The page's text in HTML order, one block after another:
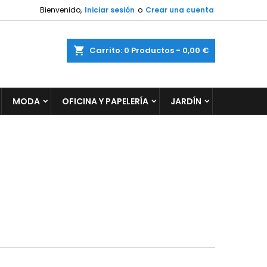
Bienvenido, Iniciar sesión o Crear una cuenta
Carrito 0 Productos - 0,00 €
MODA OFICINA Y PAPELERÍA JARDÍN